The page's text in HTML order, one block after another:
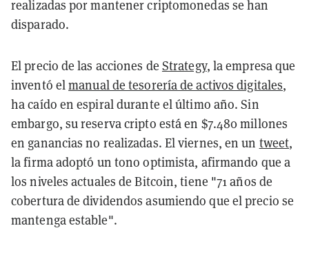
realizadas por mantener criptomonedas se han
disparado.
El precio de las acciones de Strategy, la empresa que
inventó elmanual de tesorería de activos digitales,
ha caído en espiral durante el último año. Sin
embargo, su reserva cripto está en $7.480 millones
en ganancias no realizadas. El viernes, en un tweet,
la firma adoptó un tono optimista, afirmando que a
los niveles actuales de Bitcoin, tiene "71 años de
cobertura de dividendos asumiendo que el precio se
mantenga estable".